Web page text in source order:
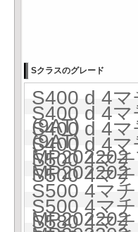
Sクラスのグレード
S400 d 4
(9AT)
S400 d 4
(9AT)
S400 d 4
S400 d 4
S500 4マ
S500 4マ
S500 4マ
S500 4マ
S580 4マ